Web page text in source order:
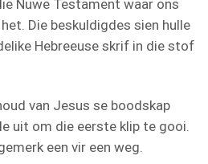
Nuwe Testament waar ons
Die beskuldigdes sien hulle
Hebreeuse skrif in die stof
van Jesus se boodskap
uit om die eerste klip te gooi.
een vir een weg.